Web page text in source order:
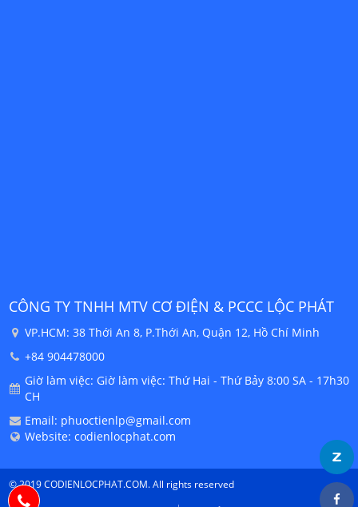
CÔNG TY THHH CƠ ĐIỆN & PCCC LỘC PHÁT
146 Phan Văn Đáng, Hòa Châu, Hòa Vang, Đà Nẵng
0917492407
Giờ làm việc: Giờ làm việc: Thứ Hai - Thứ Bảy 8:00 SA - 17h30
CH
Email: phuoctienlp@gmail.com
Website: codienlocphat.com
© 2019 CODIENLOCPHAT.COM. All rights reserved